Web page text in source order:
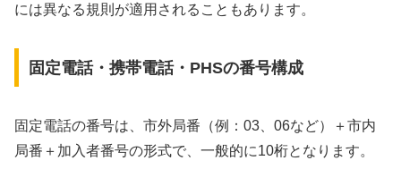
には異なる規則が適用されることもあります。
固定電話・携帯電話・PHSの番号構成
固定電話の番号は、市外局番（例：03、06など）＋市内
局番＋加入者番号の形式で、一般的に10桁となります。